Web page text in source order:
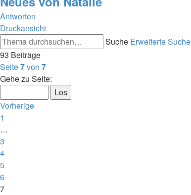
Antworten
Druckansicht
Suche Erweiterte Suche
93 Beiträge
Seite7von 7
Gehe zu Seite:
Vorherige
1
…
3
4
5
6
7